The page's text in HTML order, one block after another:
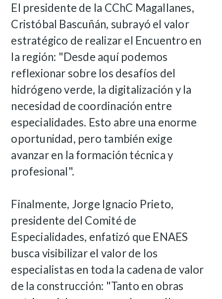
El presidente de la CChC Magallanes,
Cristóbal Bascuñán, subrayó el valor
estratégico de realizar el Encuentro en
la región: "Desde aquí podemos
reflexionar sobre los desafíos del
hidrógeno verde, la digitalización y la
necesidad de coordinación entre
especialidades. Esto abre una enorme
oportunidad, pero también exige
avanzar en la formación técnica y
profesional".
Finalmente, Jorge Ignacio Prieto,
presidente del Comité de
Especialidades, enfatizó que ENAES
busca visibilizar el valor de los
especialistas en toda la cadena de valor
de la construcción: "Tanto en obras